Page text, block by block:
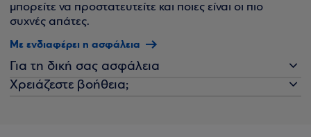
μπορείτε να προστατευτείτε και ποιες είναι οι πιο
συχνές απάτες.
Με ενδιαφέρει η ασφάλεια
Για τη δική σας ασφάλεια
Χρειάζεστε βοήθεια;